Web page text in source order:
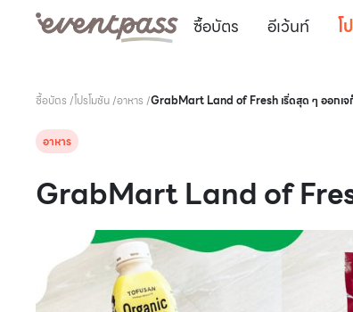
ซื้อบัตร อีเว้นท์ โ
ซื้อบัตร /โปรโมชัน/อาหาร /GrabMart Land of Fresh เริ่ดสุด ๆ ออกเจ
อาหาร
GrabMart Land of